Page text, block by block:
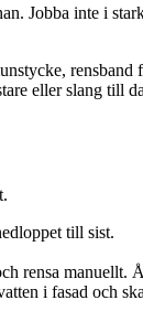
Jobba inte i
rensband
eller slang till
till sist.
rensa manuellt.
i fasad och